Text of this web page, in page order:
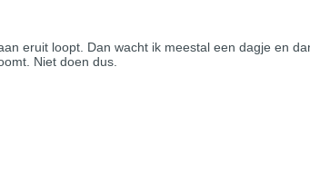
eruit loopt. Dan wacht ik meestal een dagje en
Niet doen dus.